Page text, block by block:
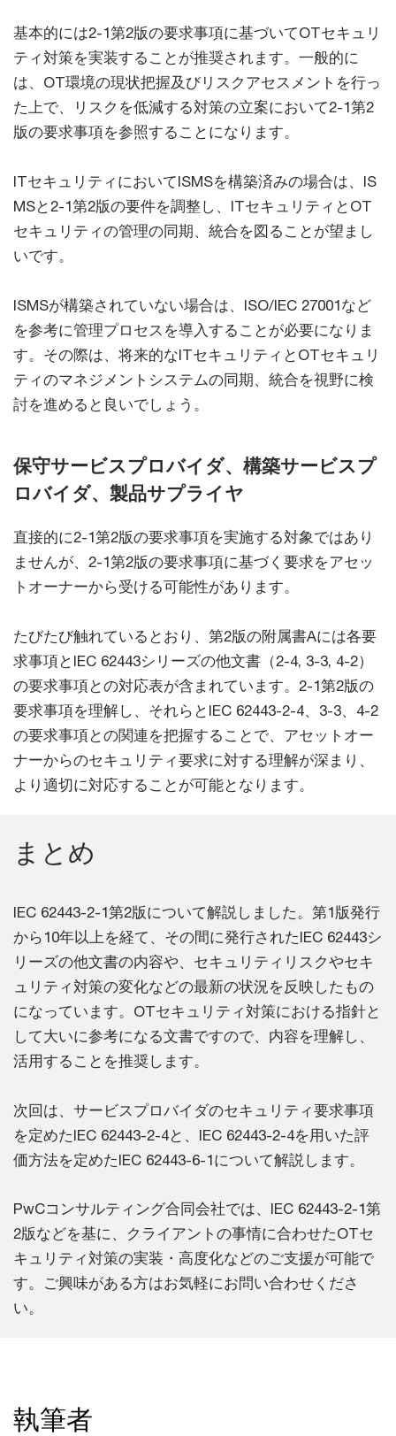
基本的には2-1第2版の要求事項に基づいてOTセキュリ
ティ対策を実装することが推奨されます。一般的に
は、OT環境の現状把握及びリスクアセスメントを行っ
た上で、リスクを低減する対策の立案において2-1第2
版の要求事項を参照することになります。
ITセキュリティにおいてISMSを構築済みの場合は、IS
MSと2-1第2版の要件を調整し、ITセキュリティとOT
セキュリティの管理の同期、統合を図ることが望まし
いです。
ISMSが構築されていない場合は、ISO/IEC 27001など
を参考に管理プロセスを導入することが必要になりま
す。その際は、将来的なITセキュリティとOTセキュリ
ティのマネジメントシステムの同期、統合を視野に検
討を進めると良いでしょう。
保守サービスプロバイダ、構築サービスプ
ロバイダ、製品サプライヤ
直接的に2-1第2版の要求事項を実施する対象ではあり
ませんが、2-1第2版の要求事項に基づく要求をアセッ
トオーナーから受ける可能性があります。
たびたび触れているとおり、第2版の附属書Aには各要
求事項とIEC 62443シリーズの他文書（2-4, 3-3, 4-2）
の要求事項との対応表が含まれています。2-1第2版の
要求事項を理解し、それらとIEC 62443-2-4、3-3、4-2
の要求事項との関連を把握することで、アセットオー
ナーからのセキュリティ要求に対する理解が深まり、
より適切に対応することが可能となります。
まとめ
IEC 62443-2-1第2版について解説しました。第1版発行
から10年以上を経て、その間に発行されたIEC 62443シ
リーズの他文書の内容や、セキュリティリスクやセキ
ュリティ対策の変化などの最新の状況を反映したもの
になっています。OTセキュリティ対策における指針と
して大いに参考になる文書ですので、内容を理解し、
活用することを推奨します。
次回は、サービスプロバイダのセキュリティ要求事項
を定めたIEC 62443-2-4と、IEC 62443-2-4を用いた評
価方法を定めたIEC 62443-6-1について解説します。
PwCコンサルティング合同会社では、IEC 62443-2-1第
2版などを基に、クライアントの事情に合わせたOTセ
キュリティ対策の実装・高度化などのご支援が可能で
す。ご興味がある方はお気軽にお問い合わせくださ
い。
執筆者